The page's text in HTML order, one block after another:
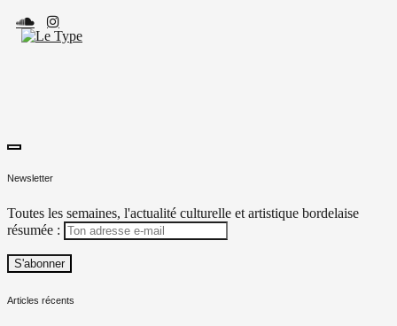
Skip
to
content
toggle
sidebar
Newsletter
Toutes les semaines, l'actualité culturelle et artistique bordelaise
résumée :
Articles récents